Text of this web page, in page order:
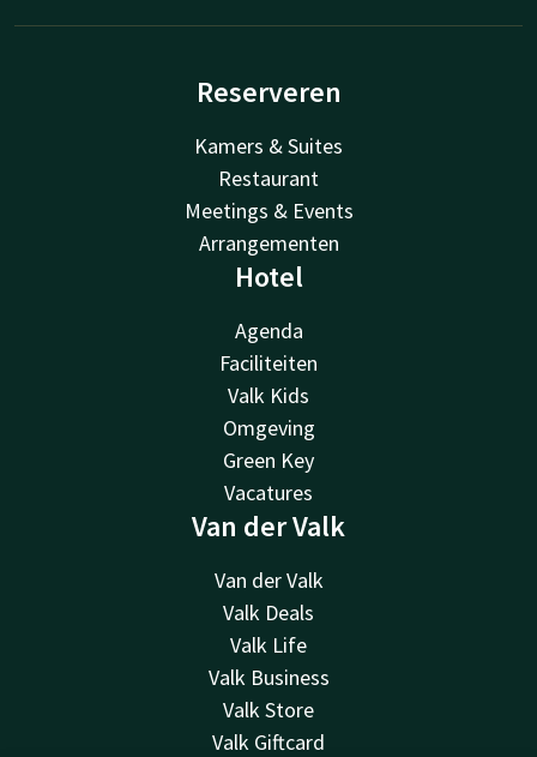
Reserveren
Kamers & Suites
Restaurant
Meetings & Events
Arrangementen
Hotel
Agenda
Faciliteiten
Valk Kids
Omgeving
Green Key
Vacatures
Van der Valk
Van der Valk
Valk Deals
Valk Life
Valk Business
Valk Store
Valk Giftcard